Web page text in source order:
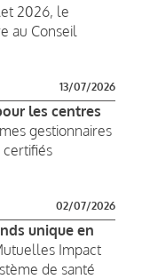
2026, le
au Conseil
13/07/2026
les centres
gestionnaires
certifiés
02/07/2026
unique en
Impact
de santé